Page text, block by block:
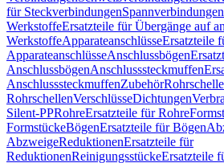
für SteckverbindungenSpannverbindungen
WerkstoffeErsatzteile für Übergänge auf
WerkstoffeApparateanschlüsseErsatzteile
ApparateanschlüsseAnschlussbögen
AnschlussbögenAnschlusssteckmuffen
AnschlusssteckmuffenZubehör
RohrschellenVerschlüsseDichtungen
Silent-PPRohreErsatzteile für Rohre
FormstückeBögenErsatzteile für Bögen
AbzweigeReduktionenErsatzteile für
ReduktionenReinigungsstückeErsatzteile